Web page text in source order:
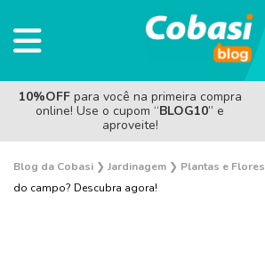
10%OFF para você na primeira compra
online! Use o cupom “BLOG10” e
aproveite!
Blog da Cobasi ❯ Jardinagem ❯ Plantas e Flores
do campo? Descubra agora!